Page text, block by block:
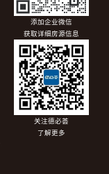
添加企业微信
获取详细房源信息
关注德必荟
了解更多